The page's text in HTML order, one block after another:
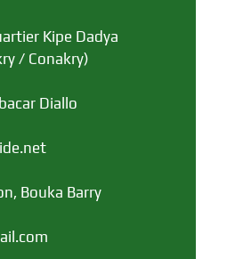
Kipe Dadya
/ Conakry)
Diallo
Bouka Barry